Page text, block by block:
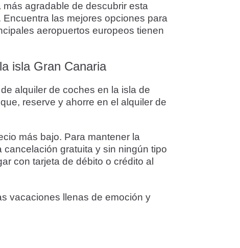
agradable de descubrir esta
las mejores opciones para
aeropuertos europeos tienen
isla Gran Canaria
alquiler de coches en la isla de
reserve y ahorre en el alquiler de
más bajo. Para mantener la
gratuita y sin ningún tipo
con tarjeta de débito o crédito al
vacaciones llenas de emoción y